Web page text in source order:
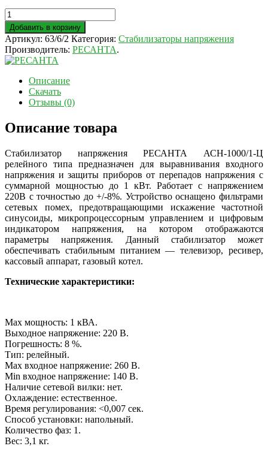
Добавить в корзину
Артикул: 63/6/2 Категория: Стабилизаторы напряжения
Производитель: РЕСАНТА.
Описание
Скачать
Отзывы (0)
Описание товара
Стабилизатор напряжения РЕСАНТА АСН-1000/1-Ц
релейного типа предназначен для выравнивания входного
напряжения и защиты приборов от перепадов напряжения с
суммарной мощностью до 1 кВт. Работает с напряжением
220В с точностью до +/-8%. Устройство оснащено фильтрами
сетевых помех, предотвращающими искажение частотной
синусоиды, микропроцессорным управлением и цифровым
индикатором напряжения, на котором отображаются
параметры напряжения. Данный стабилизатор может
обеспечивать стабильным питанием — телевизор, ресивер,
кассовый аппарат, газовый котел.
Технические характеристики:
Max мощность: 1 кВА.
Выходное напряжение: 220 В.
Погрешность: 8 %.
Тип: релейный.
Max входное напряжение: 260 В.
Min входное напряжение: 140 В.
Наличие сетевой вилки: нет.
Охлаждение: естественное.
Время регулирования: <0,007 сек.
Способ установки: напольный.
Количество фаз: 1.
Вес: 3,1 кг.